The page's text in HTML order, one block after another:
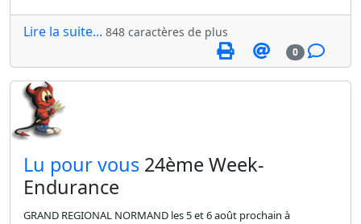
Lire la suite... 848 caractères de plus
0
​Lu pour vous 24ème Week-
Endurance
GRAND REGIONAL NORMAND les 5 et 6 août prochain à